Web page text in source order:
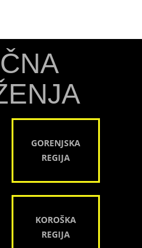
GORENJSKA
REGIJA
KOROŠKA
REGIJA